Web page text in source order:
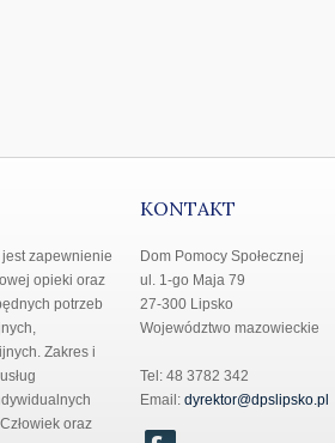
zapewnienie
opieki oraz
potrzeb
Zakres i
oraz
KONTAKT
Dom Pomocy Społecznej
ul. 1-go Maja 79
27-300 Lipsko
Województwo mazowieckie
Tel: 48 3782 342
Email: dyrektor@dpslipsko.pl